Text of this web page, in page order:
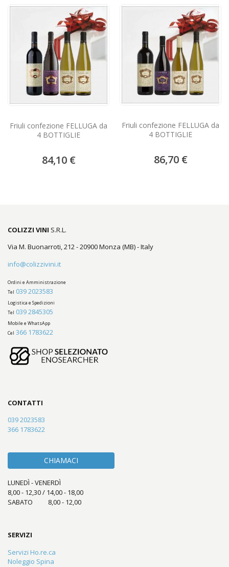
Friuli confezione FELLUGA da
4 BOTTIGLIE
84,10 €
Friuli confezione FELLUGA da
4 BOTTIGLIE
86,70 €
COLIZZI VINI S.R.L.
Via M. Buonarroti, 212 - 20900 Monza (MB) - Italy
info@colizzivini.it
Ordini e Amministrazione
Tel 039 2023583
Logistica e Spedizioni
Tel 039 2845305
Mobile e WhatsApp
Cel 366 1783622
CONTATTI
039 2023583
366 1783622
CHIAMACI
LUNEDÌ - VENERDÌ
8,00 - 12,30 / 14,00 - 18,00
SABATO 8,00 - 12,00
SERVIZI
Servizi Ho.re.ca
Noleggio Spina